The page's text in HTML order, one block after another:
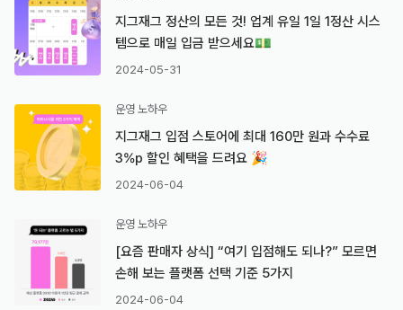
지그재그 정산의 모든 것! 업계 유일 1일 1정산 시스
템으로 매일 입금 받으세요💵
2024-05-31
운영 노하우
지그재그 입점 스토어에 최대 160만 원과 수수료
3%p 할인 혜택을 드려요 🎉
2024-06-04
운영 노하우
[요즘 판매자 상식] “여기 입점해도 되나?” 모르면
손해 보는 플랫폼 선택 기준 5가지
2024-06-04